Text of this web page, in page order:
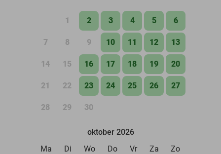
1 2 3 4 5 6
7 8 9 10 11 12 13
14 15 16 17 18 19 20
21 22 23 24 25 26 27
28 29 30
oktober 2026
Ma
Di Wo Do Vr Za Zo